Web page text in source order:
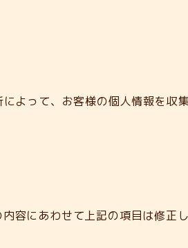
よって、お客様の個人情報を収
容にあわせて上記の項目は修正し